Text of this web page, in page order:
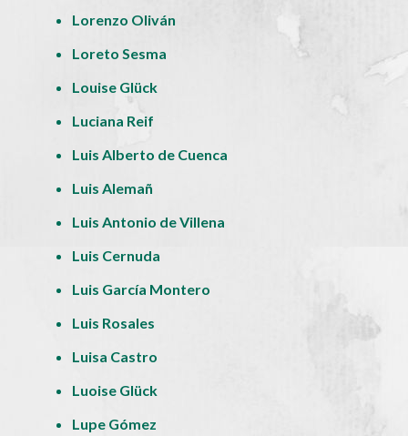
Lorenzo Oliván
Loreto Sesma
Louise Glück
Luciana Reif
Luis Alberto de Cuenca
Luis Alemañ
Luis Antonio de Villena
Luis Cernuda
Luis García Montero
Luis Rosales
Luisa Castro
Luoise Glück
Lupe Gómez